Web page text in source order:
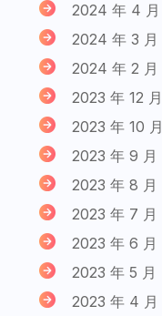
2024 年 4 月
2024 年 3 月
2024 年 2 月
2023 年 12 月
2023 年 10 月
2023 年 9 月
2023 年 8 月
2023 年 7 月
2023 年 6 月
2023 年 5 月
2023 年 4 月